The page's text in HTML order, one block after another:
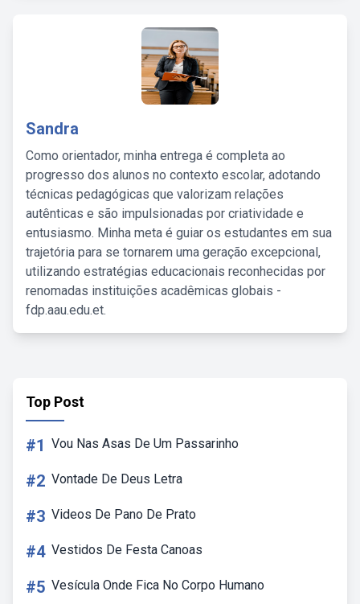
Sandra
Como orientador, minha entrega é completa ao
progresso dos alunos no contexto escolar, adotando
técnicas pedagógicas que valorizam relações
autênticas e são impulsionadas por criatividade e
entusiasmo. Minha meta é guiar os estudantes em sua
trajetória para se tornarem uma geração excepcional,
utilizando estratégias educacionais reconhecidas por
renomadas instituições acadêmicas globais -
fdp.aau.edu.et.
Top Post
#1 Vou Nas Asas De Um Passarinho
#2 Vontade De Deus Letra
#3 Videos De Pano De Prato
#4 Vestidos De Festa Canoas
#5 Vesícula Onde Fica No Corpo Humano